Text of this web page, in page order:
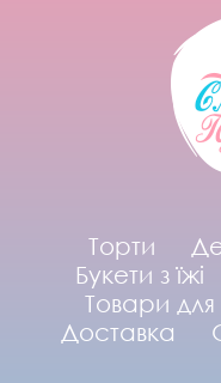
Торти
Букети з їжі
Товари для
Доставка